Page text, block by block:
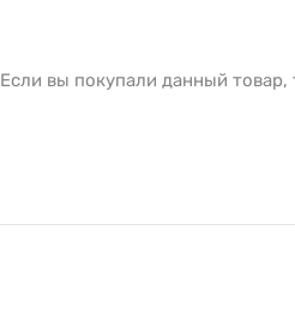
Если вы покупали данный